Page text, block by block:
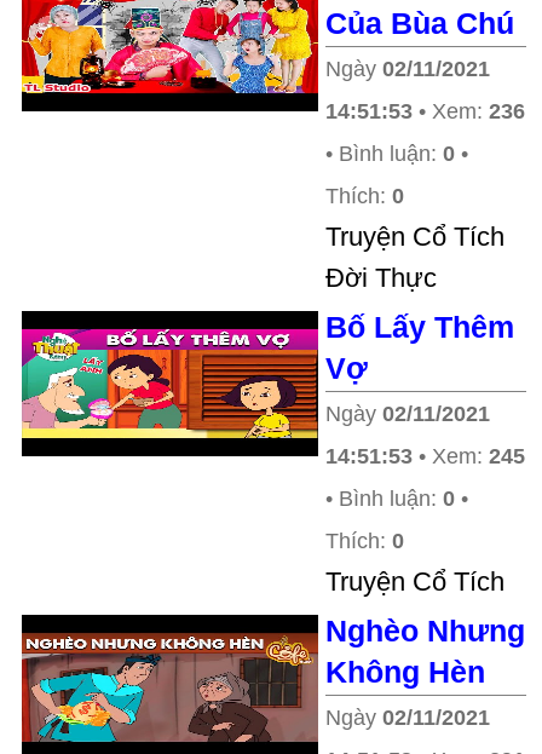
Của Bùa Chú
Ngày 02/11/2021
14:51:53 • Xem: 236
• Bình luận: 0 •
Thích: 0
Truyện Cổ Tích
Đời Thực
Bố Lấy Thêm
Vợ
Ngày 02/11/2021
14:51:53 • Xem: 245
• Bình luận: 0 •
Thích: 0
Truyện Cổ Tích
Nghèo Nhưng
Không Hèn
Ngày 02/11/2021